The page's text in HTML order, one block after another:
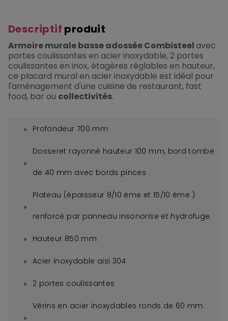
Descriptif produit
Armoire murale basse adossée Combisteelavec
portes coulissantes en acier inoxydable, 2 portes
coulissantes en inox, étagères réglables en hauteur,
ce placard mural en acier inoxydable est idéal pour
l'aménagement d'une cuisine de restaurant, fast
food, bar ou collectivités.
Profondeur 700 mm
Dosseret rayonné hauteur 100 mm, bord tombe
de 40 mm avec bords pinces
Plateau (épaisseur 8/10 éme et 15/10 éme )
renforcé par panneau insonorise et hydrofuge.
Hauteur 850 mm
Acier inoxydable aisi 304
2 portes coulissantes
Vérins en acier inoxydables ronds de 60 mm.